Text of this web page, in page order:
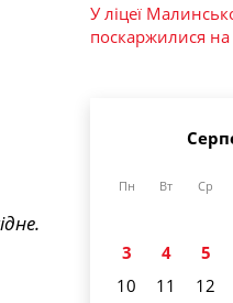
У ліцеї
поскаржилися на
Пн Вт Ср
3
4 5
10
11 12